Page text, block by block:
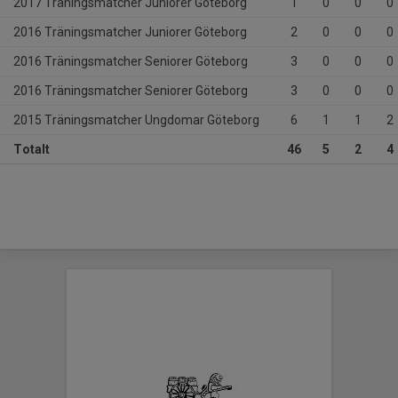
2016 Träningsmatcher Juniorer Göteborg 2 0 0 0
2016 Träningsmatcher Seniorer Göteborg 3 0 0 0
2016 Träningsmatcher Seniorer Göteborg 3 0 0 0
2015 Träningsmatcher Ungdomar Göteborg 6 1 1 2
Totalt 46 5 2 4